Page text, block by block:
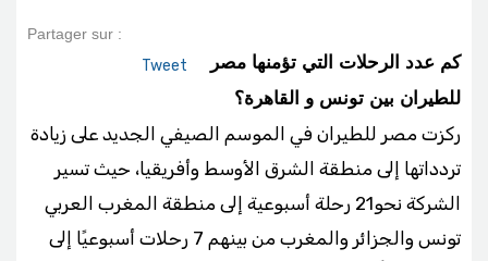
Partager sur :
Tweet
كم عدد الرحلات التي تؤمنها مصر
للطيران بين تونس و القاهرة؟
ركزت مصر للطيران في الموسم الصيفي الجديد على زيادة
تردداتها إلى منطقة الشرق الأوسط وأفريقيا، حيث تسير
الشركة نحو21 رحلة أسبوعية إلى منطقة المغرب العربي
تونس والجزائر والمغرب من بينهم 7 رحلات أسبوعيًا إلى